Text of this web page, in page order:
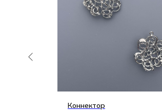
Коннектор